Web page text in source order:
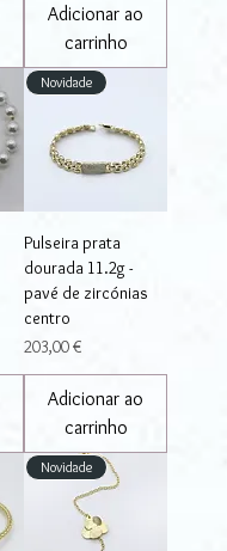
Adicionar ao
carrinho
Novidade
Pulseira prata
dourada 11.2g -
pavé de zircónias
centro
Preço
203,00 €
Adicionar ao
carrinho
Novidade